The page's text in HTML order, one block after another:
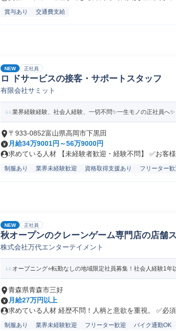
賞与あり 交通費支給
NEW 正社員
ロ ドサービスの接客・サポートスタッフ
有限会社サミット
業界経験経験、社会人経験、一切不問✨一生モノの正社員へ✨
〒933-0852富山県高岡市下黒田
月給34万9001円～56万9000円
求めている人材 【未経験者歓迎・経験不問】 ✅お客
制服あり 業界未経験歓迎 資格取得支援あり フリーター歓
NEW 正社員
秋オープンのクレーンゲーム専門店の店舗
株式会社万代エンターテイメント
オープニング⭐転勤なしの地域限定社員募集！社会人経験1年
青森県青森市三好
月給27万円以上
求めている人材 経歴不問！人柄と意欲を重視。 ✅
制服あり 業界未経験歓迎 フリーター歓迎 バイク通勤OK